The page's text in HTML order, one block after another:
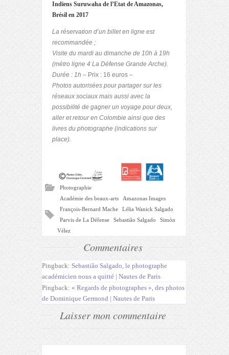
Indiens Suruwaha de l’Etat de Amazonas,
Brésil en 2017
La réservation d’un billet en ligne est
recommandée ;
Visite du mardi au dimanche de 10h à 19h
(métro ligne 4 La Défense Grande Arche).
Durée : 1h – Prix : 16 euros –
Photos autorisées pour partager sur les
réseaux sociaux mais aussi avec la
possibilité de gagner un voyage pour deux,
aller et retour en Colombie ainsi que des
livres du photographe (indications sur
place).
Photographie
Académie des beaux-arts
Amazonas Images
François-Bernard Mache
Lélia Wanick Salgado
Parvis de La Défense
Sebastião Salgado
Simón
Vélez
Commentaires
Pingback: Sebastião Salgado, le photographe
académicien nous a quitté | Nautes de Paris
Pingback: « Regards de photographes », des photos
de Dominique Germond | Nautes de Paris
Laisser mon commentaire